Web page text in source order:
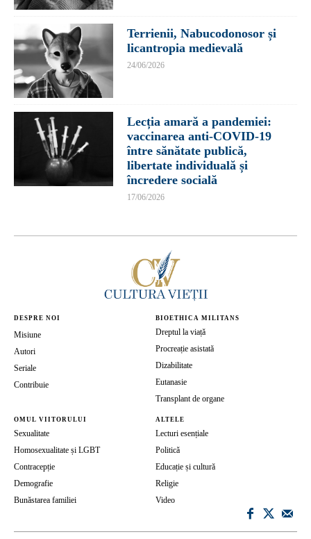
Terrienii, Nabucodonosor și
licantropia medievală
24/06/2026
Lecția amară a pandemiei:
vaccinarea anti-COVID-19
între sănătate publică,
libertate individuală și
încredere socială
17/06/2026
DESPRE NOI
Misiune
Autori
Seriale
Contribuie
BIOETHICA MILITANS
Dreptul la viață
Procreație asistată
Dizabilitate
Eutanasie
Transplant de organe
OMUL VIITORULUI
Sexualitate
Homosexualitate și LGBT
Contracepție
Demografie
Bunăstarea familiei
ALTELE
Lecturi esențiale
Politică
Educație și cultură
Religie
Video